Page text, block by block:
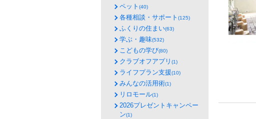
ペット (40)
各種相談・サポート (125)
ふくりの住まい(63)
学ぶ・趣味(532)
こどもの学び(80)
クラブオフアプリ (1)
ライフプラン支援(10)
みんなの活用術(1)
リロモール(1)
2026プレゼントキャンペー
ン(1)